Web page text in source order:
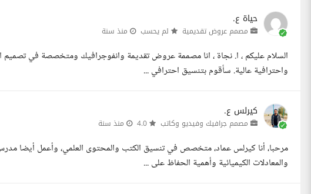
حياة ع.
مصمم عروض تقديمية لم يحسب منذ سنة
السلام عليكم ، ا. نجاة ، انا مصممة عروض تقديمة وانفوجرافيك ومتخصصة في تصميم
واحترافية عالية. سأقوم بتنسيق احترافي ...
كيرلس ع.
مصمم جرافيك وفيديو وكاتب منذ سنة
مرحبا، أنا كيرلس عماد، متخصص في تنسيق الكتب والمحتوى العلمي، وأعمل أيضا
والمعادلات الكيميائية وأهمية الحفاظ على ...